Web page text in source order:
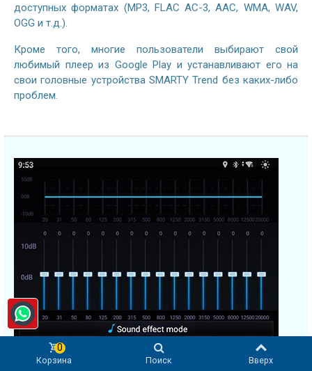
доступных форматах (MP3, FLAC AC-3, AAC, WMA, WAV,
OGG и т.д.).
Кроме того, многие пользователи выбирают свой
любимый плеер из Google Play и устанавливают его на
свои головные устройства SMARTY Trend без каких-либо
проблем.
Корзина
0
Поиск Вверх